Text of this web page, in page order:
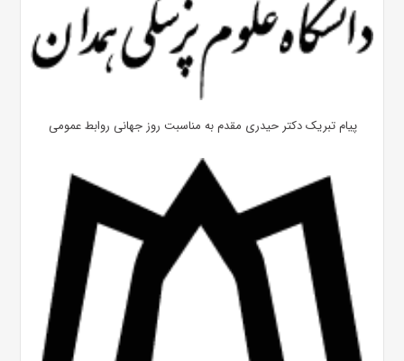
پیام تبریک دکتر حیدری مقدم به مناسبت روز جهانی روابط عمومی